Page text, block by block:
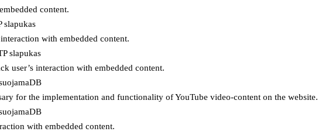
content.
slapukas
with embedded content.
slapukas
user’s interaction with embedded content.
for the implementation and functionality of YouTube video-content on the website.
with embedded content.